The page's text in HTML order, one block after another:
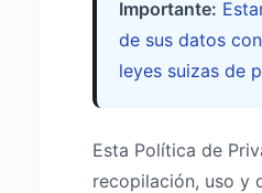
Importante:
de sus datos
leyes suizas de
Esta Política de
recopilación, uso y